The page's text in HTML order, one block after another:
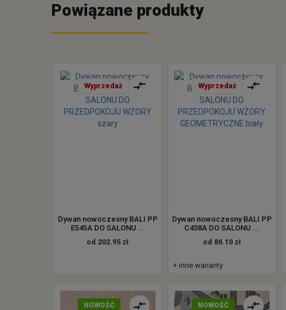
Powiązane produkty
Wyprzedaż
Dywan nowoczesny BALI PP
E545A DO SALONU ...
od 202.95 zł
Wyprzedaż
Dywan nowoczesny BALI PP
C438A DO SALONU ...
od 86.10 zł
+ inne warianty
NOWOŚĆ NOWOŚĆ